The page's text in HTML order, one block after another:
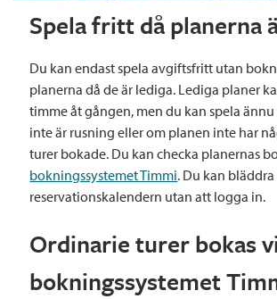
Spela fritt då planerna
Du kan endast spela avgiftsfritt utan
planerna då de är lediga. Lediga planer
timme åt gången, men du kan spela
inte är rusning eller om planen inte har
turer bokade. Du kan checka planernas
bokningssystemet Timmi. Du kan bläddra
reservationskalendern utan att logga in.
Ordinarie turer bokas
bokningssystemet